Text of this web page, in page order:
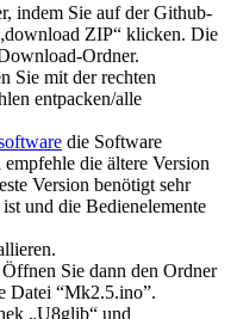
indem Sie auf der Github-
ZIP“ klicken. Die
Ordner.
Sie mit der rechten
entpacken/alle
die Software
die ältere Version
Version benötigt sehr
und die Bedienelemente
Sie dann den Ordner
Datei “Mk2.5.ino”.
„U8glib“ und